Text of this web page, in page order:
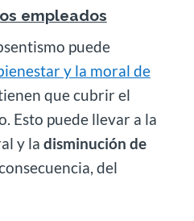
empleados
puede
y la moral de
que cubrir el
Esto puede llevar a la
y la disminución de
del